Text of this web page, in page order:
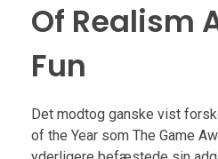
Of Realism
Fun
Det modtog ganske vist
of the Year som The Game